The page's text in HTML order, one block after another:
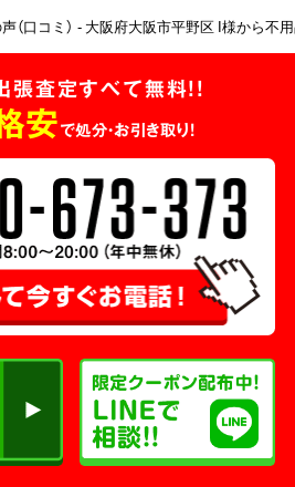
（口コミ） 大阪府大阪市平野区 I様から不
張査定すべて無料!!
安で処分・お引き取り！